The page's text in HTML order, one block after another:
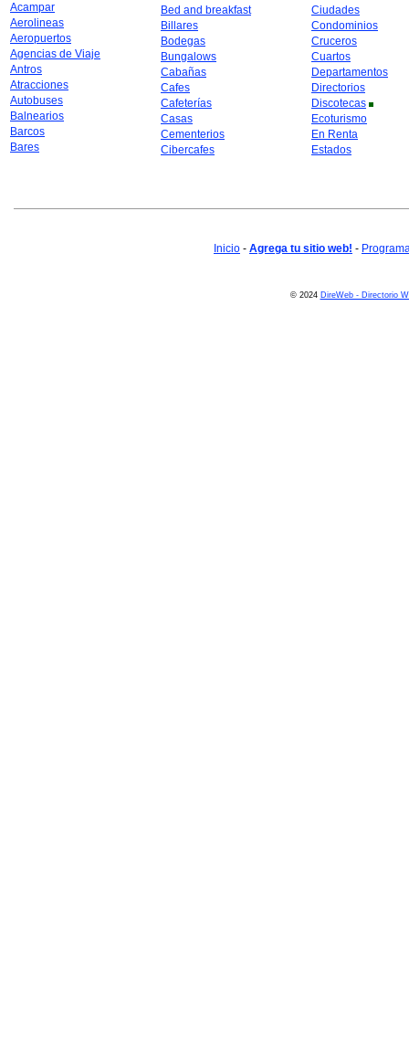
Acampar
Aerolineas
Aeropuertos
Agencias de Viaje
Antros
Atracciones
Autobuses
Balnearios
Barcos
Bares
Bed and breakfast
Billares
Bodegas
Bungalows
Cabañas
Cafes
Cafeterías
Casas
Cementerios
Cibercafes
Ciudades
Condominios
Cruceros
Cuartos
Departamentos
Directorios
Discotecas
Ecoturismo
En Renta
Estados
Inicio - Agrega tu sitio web! -
© 2024 DireWeb - Directorio